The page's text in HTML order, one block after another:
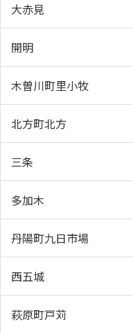
大赤見
開明
木曽川町里小牧
北方町北方
三条
多加木
丹陽町九日市場
西五城
萩原町戸苅